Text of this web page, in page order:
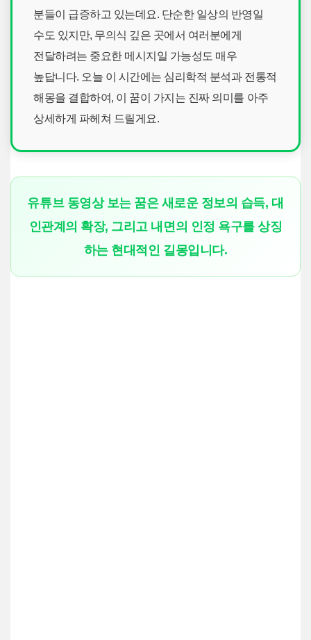
분들이 급증하고 있는데요. 단순한 일상의 반영일
수도 있지만, 무의식 깊은 곳에서 여러분에게
전달하려는 중요한 메시지일 가능성도 매우
높답니다. 오늘 이 시간에는 심리학적 분석과 전통적
해몽을 결합하여, 이 꿈이 가지는 진짜 의미를 아주
상세하게 파헤쳐 드릴게요.
유튜브 동영상 보는 꿈은 새로운 정보의 습득, 대
인관계의 확장, 그리고 내면의 인정 욕구를 상징
하는 현대적인 길몽입니다.